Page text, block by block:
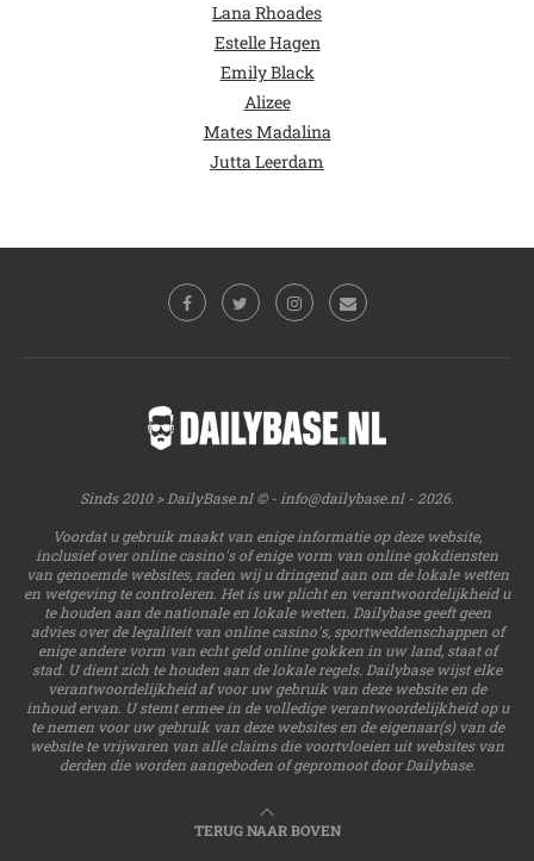
Lana Rhoades
Estelle Hagen
Emily Black
Alizee
Mates Madalina
Jutta Leerdam
Sinds 2010 > DailyBase.nl © -info@dailybase.nl- 2026.
Voordat u gebruik maakt van enige informatie op deze website,
inclusief over online casino's of enige vorm van online gokdiensten
van genoemde websites, raden wij u dringend aan om de lokale wetten
en wetgeving te controleren. Het is uw plicht en verantwoordelijkheid u
te houden aan de nationale en lokale wetten. Dailybase geeft geen
advies over de legaliteit van online casino's, sportweddenschappen of
enige andere vorm van echt geld online gokken in uw land, staat of
stad. U dient zich te houden aan de lokale regels. Dailybase wijst elke
verantwoordelijkheid af voor uw gebruik van deze website en de
inhoud ervan. U stemt ermee in de volledige verantwoordelijkheid op u
te nemen voor uw gebruik van deze websites en de eigenaar(s) van de
website te vrijwaren van alle claims die voortvloeien uit websites van
derden die worden aangeboden of gepromoot door Dailybase.
TERUG NAAR BOVEN